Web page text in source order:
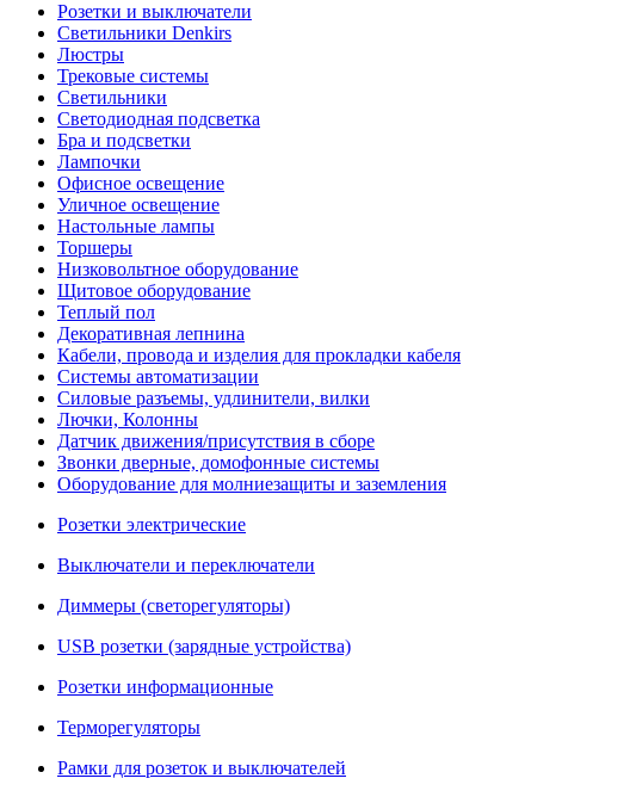
Розетки и выключатели
Светильники Denkirs
Люстры
Трековые системы
Светильники
Светодиодная подсветка
Бра и подсветки
Лампочки
Офисное освещение
Уличное освещение
Настольные лампы
Торшеры
Низковольтное оборудование
Щитовое оборудование
Теплый пол
Декоративная лепнина
Кабели, провода и изделия для прокладки кабеля
Системы автоматизации
Силовые разъемы, удлинители, вилки
Лючки, Колонны
Датчик движения/присутствия в сборе
Звонки дверные, домофонные системы
Оборудование для молниезащиты и заземления
Розетки электрические
Выключатели и переключатели
Диммеры (светорегуляторы)
USB розетки (зарядные устройства)
Розетки информационные
Терморегуляторы
Рамки для розеток и выключателей